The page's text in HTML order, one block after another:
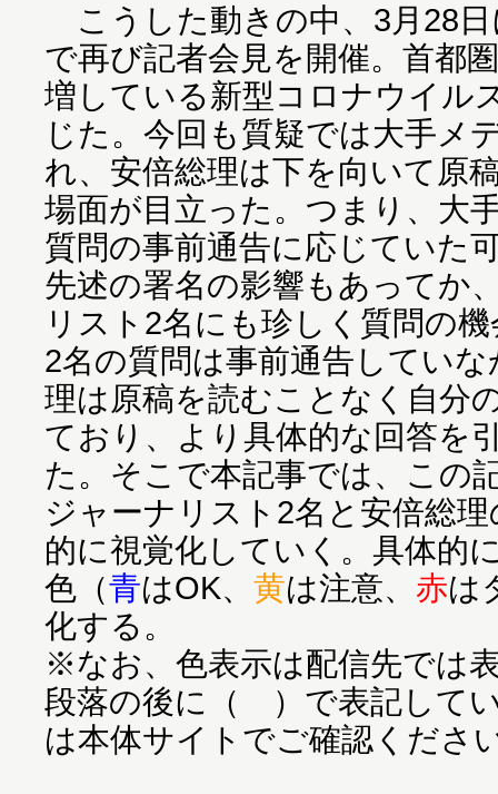
こうした動きの中、3月28
で再び記者会見を開催。首都
増している新型コロナウイル
じた。今回も質疑では大手メ
れ、安倍総理は下を向いて原
場面が目立った。つまり、大
質問の事前通告に応じていた
先述の署名の影響もあってか
リスト2名にも珍しく質問の
2名の質問は事前通告してい
理は原稿を読むことなく自分
ており、より具体的な回答を
た。そこで本記事では、この
ジャーナリスト2名と安倍総
的に視覚化していく。具体的
色（青はOK、 黄は注意、 赤は
化する。
※なお、色表示は配信先では
段落の後に（ ）で表記して
は本体サイトでご確認くださ